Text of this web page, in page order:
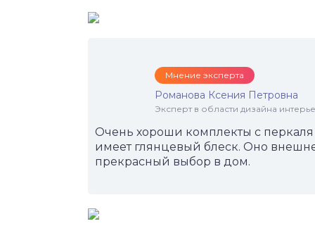
Мнение эксперта
Романова Ксения Петровна
Эксперт в области дизайна
Очень хороши комплекты с перкаля
имеет глянцевый блеск. Оно
прекрасный выбор в дом.